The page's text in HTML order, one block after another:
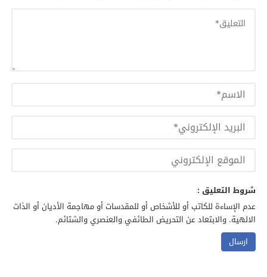
شروط التعليق :
عدم الإساءة للكاتب أو للأشخاص أو للمقدسات أو مهاجمة الأديان أو الذات
الالهية. والابتعاد عن التحريض الطائفي والعنصري والشتائم.